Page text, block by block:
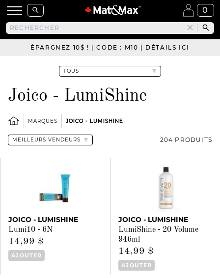
0
ÉPARGNEZ 10$ ! | CODE : M10 | DÉTAILS ICI
Joico - LumiShine
MARQUES JOICO - LUMISHINE
204 PRODUITS
JOICO - LUMISHINE
Lumi10 - 6N
14,99 $
AJOUTER
JOICO - LUMISHINE
LumiShine - 20 Volume
946ml
14,99 $
AJOUTER